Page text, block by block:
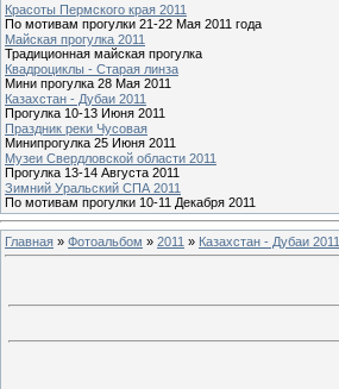
Красоты Пермского края 2011
По мотивам прогулки 21-22 Мая 2011 года
Майская прогулка 2011
Традиционная майская прогулка
Квадроциклы - Старая линза
Мини прогулка 28 Мая 2011
Казахстан - Дубаи 2011
Прогулка 10-13 Июня 2011
Праздник реки Чусовая
Минипрогулка 25 Июня 2011
Музеи Свердловской области 2011
Прогулка 13-14 Августа 2011
Зимний Уральский СПА 2011
По мотивам прогулки 10-11 Декабря 2011
Главная » Фотоальбом » 2011 » Казахстан - Дубаи 2011